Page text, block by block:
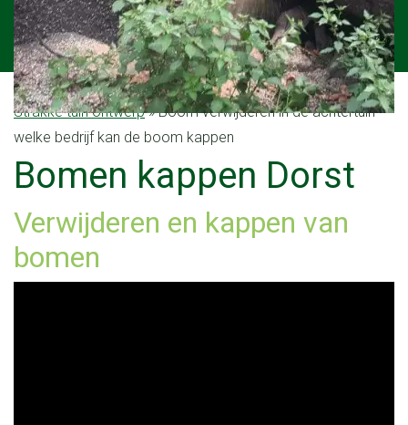
strakke tuin ontwerp»Boom verwijderen in de achtertuin
welke bedrijf kan de boom kappen
Bomen kappen Dorst
Verwijderen en kappen van
bomen